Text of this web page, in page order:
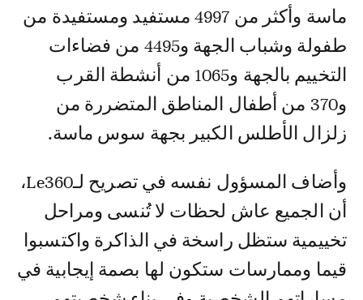
ماسة وأكثر من 4997 مستفيد ومستفيدة من
طفولة وشباب الجهة و4495 من فضاءات
التخييم بالجهة و1065 من أنشطة القرب
و370 من أطفال المناطق المتضررة من
زلزال الأطلس الكبير بجهة سوس ماسة.
وأضاف المسؤول نفسه في تصريح لـLe360،
أن الجميع عاش لحظات لا تُنسى ومراحل
تخييمية ستظل راسخة في الذاكرة واكتسبوا
قيما وممارسات ستكون لها بصمة إيجابية في